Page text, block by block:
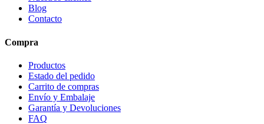
Blog
Contacto
Compra
Productos
Estado del pedido
Carrito de compras
Envío y Embalaje
Garantía y Devoluciones
FAQ